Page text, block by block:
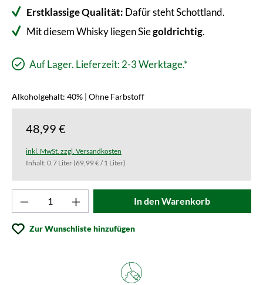
Erstklassige Qualität: Dafür steht Schottland.
Mit diesem Whisky liegen Siegoldrichtig.
Auf Lager. Lieferzeit: 2-3 Werktage.*
Alkoholgehalt: 40% | Ohne Farbstoff
48,99 €
inkl. MwSt. zzgl. Versandkosten
Inhalt: 0.7 Liter(69,99 € / 1 Liter)
Produkt Anzahl: Gib den gewünschten
In den Warenkorb
Zur Wunschliste hinzufügen